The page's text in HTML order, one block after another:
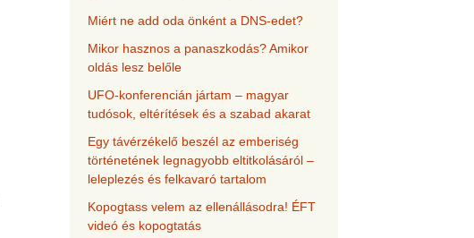
Miért ne add oda önként a DNS-edet?
Mikor hasznos a panaszkodás? Amikor
oldás lesz belőle
UFO-konferencián jártam – magyar
tudósok, eltérítések és a szabad akarat
Egy távérzékelő beszél az emberiség
történetének legnagyobb eltitkolásáról –
leleplezés és felkavaró tartalom
Kopogtass velem az ellenállásodra! ÉFT
videó és kopogtatás